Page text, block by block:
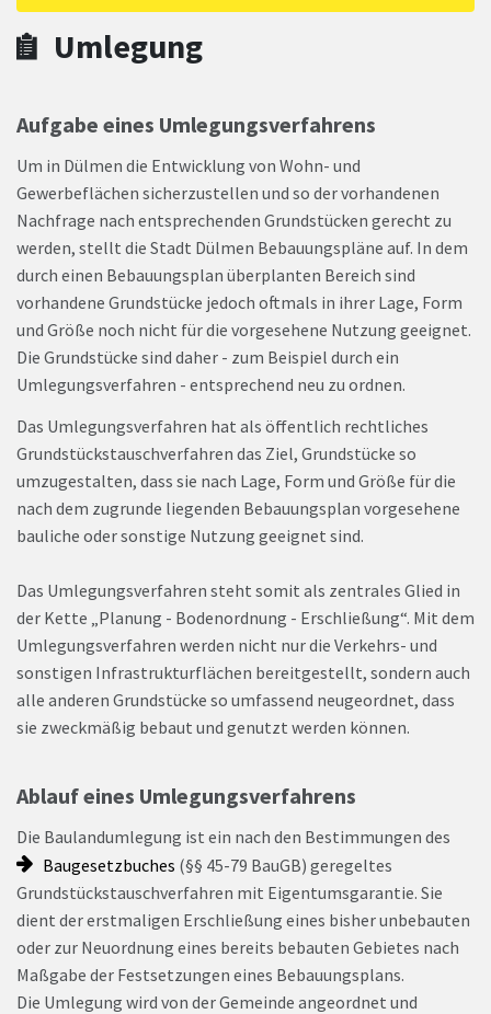
Umlegung
Aufgabe eines Umlegungsverfahrens
Um in Dülmen die Entwicklung von Wohn- und
Gewerbeflächen sicherzustellen und so der vorhandenen
Nachfrage nach entsprechenden Grundstücken gerecht zu
werden, stellt die Stadt Dülmen Bebauungspläne auf. In dem
durch einen Bebauungsplan überplanten Bereich sind
vorhandene Grundstücke jedoch oftmals in ihrer Lage, Form
und Größe noch nicht für die vorgesehene Nutzung geeignet.
Die Grundstücke sind daher - zum Beispiel durch ein
Umlegungsverfahren - entsprechend neu zu ordnen.
Das Umlegungsverfahren hat als öffentlich rechtliches
Grundstückstauschverfahren das Ziel, Grundstücke so
umzugestalten, dass sie nach Lage, Form und Größe für die
nach dem zugrunde liegenden Bebauungsplan vorgesehene
bauliche oder sonstige Nutzung geeignet sind.
Das Umlegungsverfahren steht somit als zentrales Glied in
der Kette „Planung - Bodenordnung - Erschließung“. Mit dem
Umlegungsverfahren werden nicht nur die Verkehrs- und
sonstigen Infrastrukturflächen bereitgestellt, sondern auch
alle anderen Grundstücke so umfassend neugeordnet, dass
sie zweckmäßig bebaut und genutzt werden können.
Ablauf eines Umlegungsverfahrens
Die Baulandumlegung ist ein nach den Bestimmungen des
Baugesetzbuches (§§ 45-79 BauGB) geregeltes
Grundstückstauschverfahren mit Eigentumsgarantie. Sie
dient der erstmaligen Erschließung eines bisher unbebauten
oder zur Neuordnung eines bereits bebauten Gebietes nach
Maßgabe der Festsetzungen eines Bebauungsplans.
Die Umlegung wird von der Gemeinde angeordnet und